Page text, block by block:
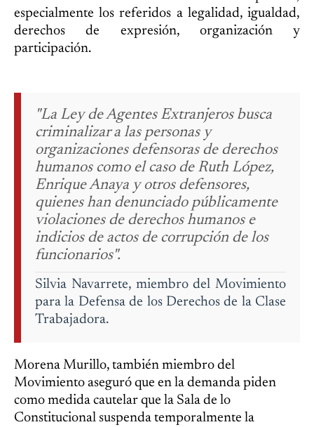
especialmente los referidos a legalidad, igualdad,
derechos de expresión, organización y
participación.
"La Ley de Agentes Extranjeros busca
criminalizar a las personas y
organizaciones defensoras de derechos
humanos como el caso de Ruth López,
Enrique Anaya y otros defensores,
quienes han denunciado públicamente
violaciones de derechos humanos e
indicios de actos de corrupción de los
funcionarios".
Silvia Navarrete, miembro del Movimiento
para la Defensa de los Derechos de la Clase
Trabajadora.
Morena Murillo, también miembro del
Movimiento aseguró que en la demanda piden
como medida cautelar que la Sala de lo
Constitucional suspenda temporalmente la